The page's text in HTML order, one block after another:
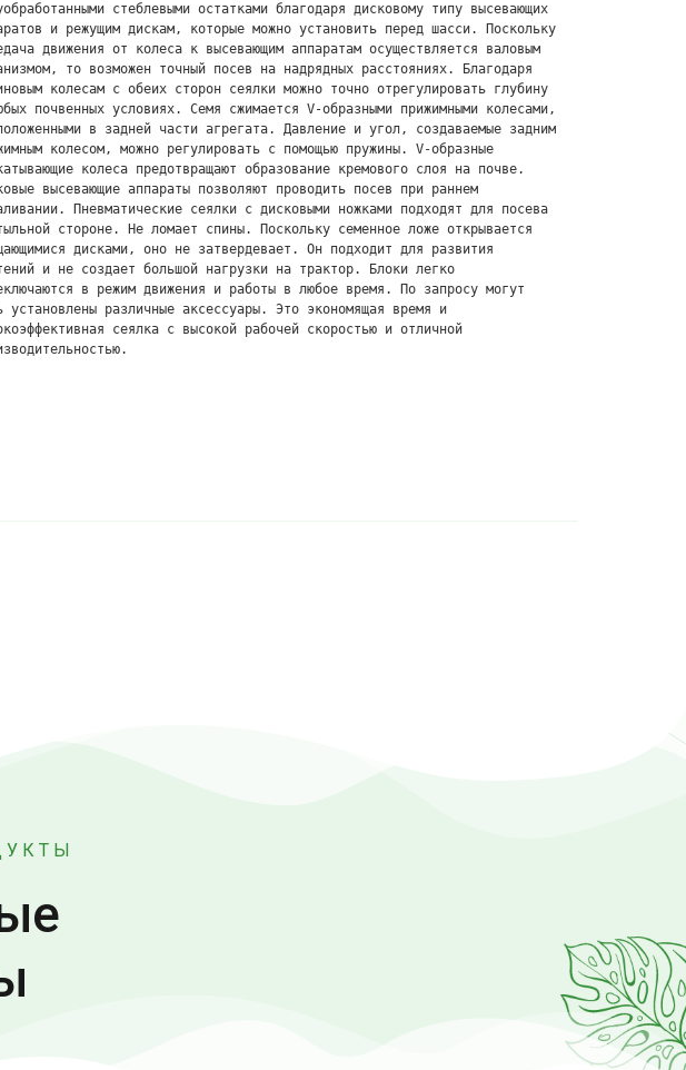
стеблевыми остатками благодаря дисковому типу высевающих
и режущим дискам, которые можно установить перед шасси. Поскольку
движения от колеса к высевающим аппаратам осуществляется валовым
то возможен точный посев на надрядных расстояниях. Благодаря
колесам с обеих сторон сеялки можно точно отрегулировать глубину
почвенных условиях. Семя сжимается V-образными прижимными колесами,
в задней части агрегата. Давление и угол, создаваемые задним
колесом, можно регулировать с помощью пружины. V-образные
колеса предотвращают образование кремового слоя на почве.
высевающие аппараты позволяют проводить посев при раннем
Пневматические сеялки с дисковыми ножками подходят для посева
стороне. Не ломает спины. Поскольку семенное ложе открывается
дисками, оно не затвердевает. Он подходит для развития
и не создает большой нагрузки на трактор. Блоки легко
в режим движения и работы в любое время. По запросу могут
установлены различные аксессуары. Это экономящая время и
сеялка с высокой рабочей скоростью и отличной